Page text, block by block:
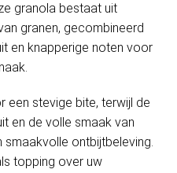
granola bestaat uit
granen, gecombineerd
en knapperige noten voor
een stevige bite, terwijl de
en de volle smaak van
ontbijtbeleving.
topping over uw